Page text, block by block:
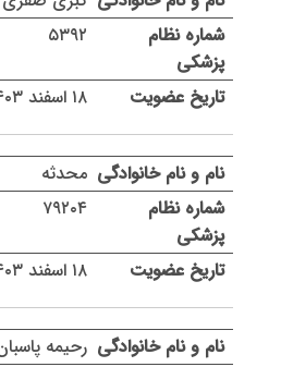
۵۳۹۲
۱۸ اسفند ۱۴۰۳
محدثه
۷۹۲۰۴
۱۸ اسفند ۱۴۰۳
رحیمه